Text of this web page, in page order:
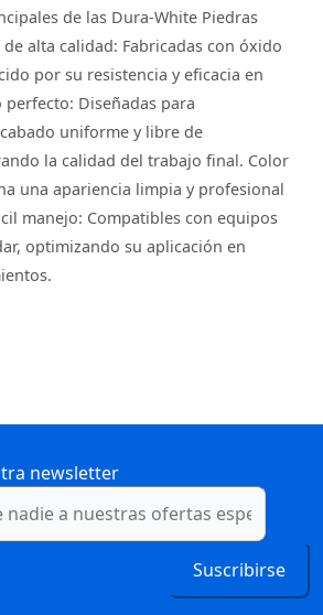
de las Dura-White Piedras
alta calidad: Fabricadas con óxido
por su resistencia y eficacia en
Diseñadas para
uniforme y libre de
la calidad del trabajo final. Color
una apariencia limpia y profesional
manejo: Compatibles con equipos
optimizando su aplicación en
newsletter
Suscribirse